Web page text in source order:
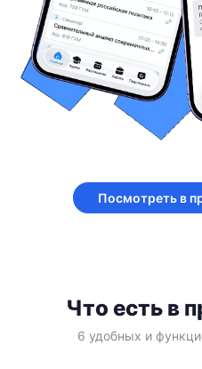
Посмотреть в
Что есть в
6 удобных и